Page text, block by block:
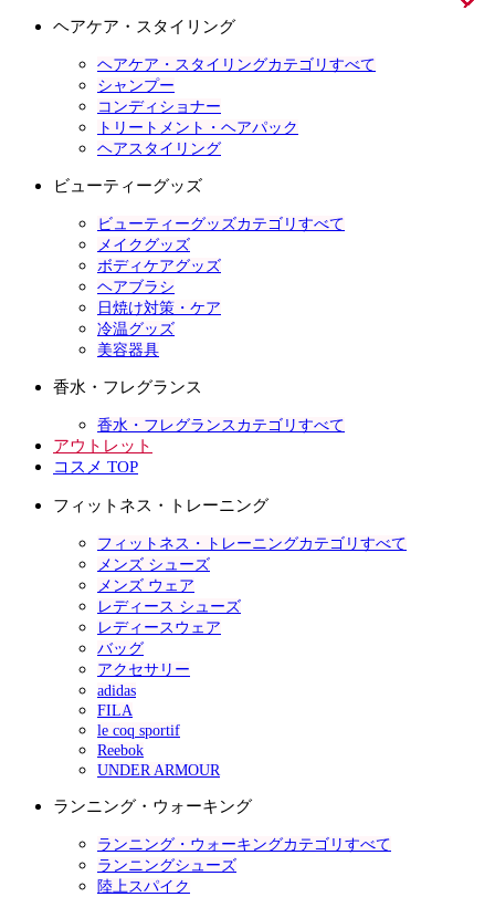
ヘアケア・スタイリング
ヘアケア・スタイリングカテゴリすべて
シャンプー
コンディショナー
トリートメント・ヘアパック
ヘアスタイリング
ビューティーグッズ
ビューティーグッズカテゴリすべて
メイクグッズ
ボディケアグッズ
ヘアブラシ
日焼け対策・ケア
冷温グッズ
美容器具
香水・フレグランス
香水・フレグランスカテゴリすべて
アウトレット
コスメ TOP
フィットネス・トレーニング
フィットネス・トレーニングカテゴリすべて
メンズ シューズ
メンズ ウェア
レディース シューズ
レディースウェア
バッグ
アクセサリー
adidas
FILA
le coq sportif
Reebok
UNDER ARMOUR
ランニング・ウォーキング
ランニング・ウォーキングカテゴリすべて
ランニングシューズ
陸上スパイク